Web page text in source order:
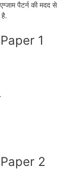
पैटर्न की मदद से
1
2